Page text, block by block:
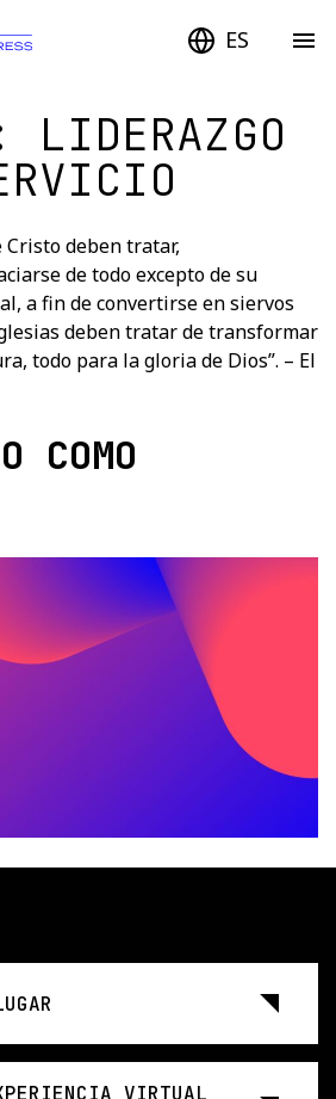
ES
LIDERAZGO
Cristo deben tratar,
de todo excepto de su
a fin de convertirse en siervos
deben tratar de transformar
todo para la gloria de Dios”. – El
COMO
VIRTUAL